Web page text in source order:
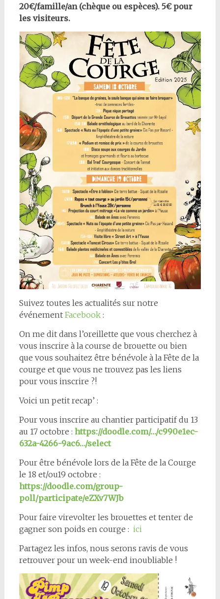
20€/famille/an (chèque ou espèces). 5€ pour
les visiteurs.
Suivez toutes les actualités sur notre
événement Facebook:
On me dit dans l’oreillette que vous cherchez à
vous inscrire à la course de brouette ou bien
que vous souhaitez être bénévole à la Fête de la
courge et que vous ne trouvez pas les liens
pour vous inscrire ?!
Voici un petit recap’ :
Pour vous inscrire au chantier participatif du 13
au 17 octobre : https://doodle.com/…/c990e1ec-
632a-4266-9ac6…/select
Pour être bénévole lors de la Fête de la Courge
le 18 et/ou19 octobre :
https://doodle.com/group-
poll/participate/eZXv7WJb
Pour faire virevolter les brouettes et tenter de
gagner son poids en courge : ici
Partagez les infos, nous serons ravis de vous
retrouver pour un week-end inoubliable !